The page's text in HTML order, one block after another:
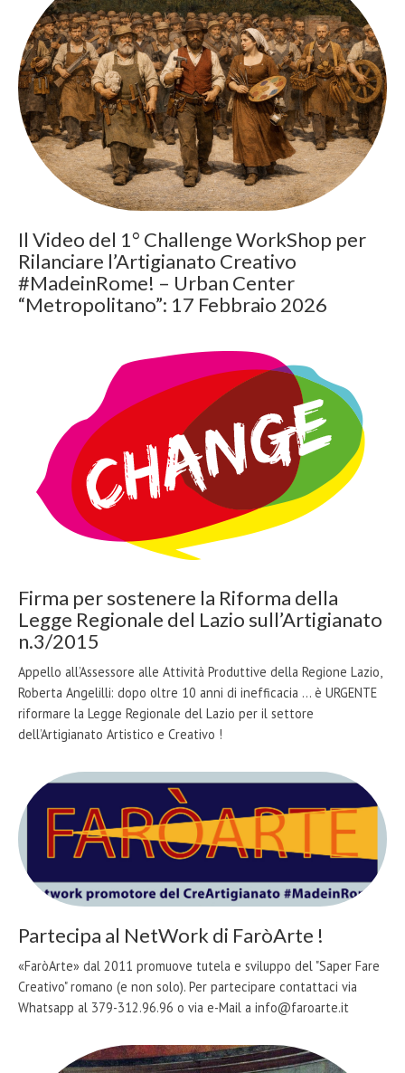
Il Video del 1° Challenge WorkShop per
Rilanciare l’Artigianato Creativo
#MadeinRome! – Urban Center
“Metropolitano”: 17 Febbraio 2026
Firma per sostenere la Riforma della
Legge Regionale del Lazio sull’Artigianato
n.3/2015
Appello all’Assessore alle Attività Produttive della Regione Lazio,
Roberta Angelilli: dopo oltre 10 anni di inefficacia ... è URGENTE
riformare la Legge Regionale del Lazio per il settore
dell’Artigianato Artistico e Creativo !
Partecipa al NetWork di FaròArte !
«FaròArte» dal 2011 promuove tutela e sviluppo del "Saper Fare
Creativo" romano (e non solo). Per partecipare contattaci via
Whatsapp al 379-312.96.96 o via e-Mail a info@faroarte.it